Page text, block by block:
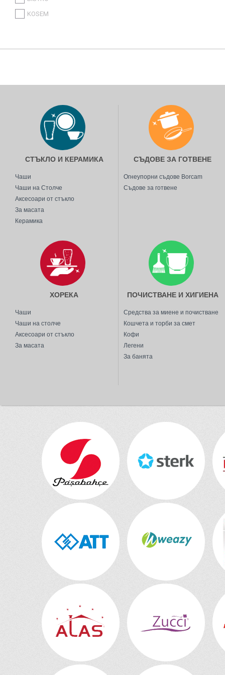
ITALYSTOCK
CANPOL
SMILE MOP
ДРУГИ
KOSEM
СТЪКЛО И КЕРАМИКА
Чаши
Чаши на Столче
Аксесоари от стъкло
За масата
Керамика
СЪДОВЕ ЗА ГОТВЕНЕ
Огнеупорни съдове Borcam
Съдове за готвене
ХОРЕКА
Чаши
Чаши на столче
Аксесоари от стъкло
За масата
ПОЧИСТВАНЕ И ХИГИЕНА
Средства за миене и почистване
Кошчета и торби за смет
Кофи
Легени
За банята